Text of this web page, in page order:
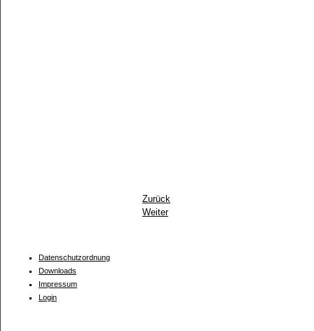
Zurück
Weiter
Datenschutzordnung
Downloads
Impressum
Login